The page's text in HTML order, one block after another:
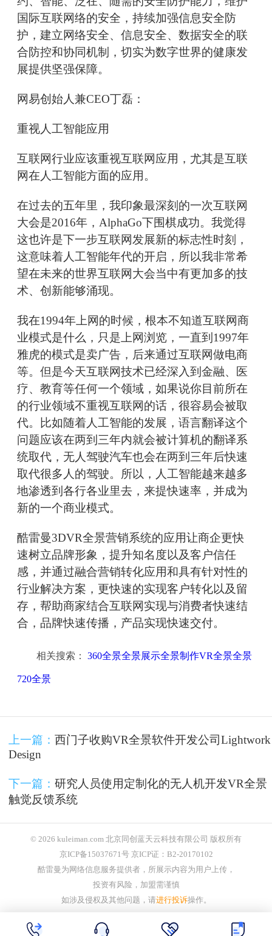
国际互联网络的安全，持续加强信息安全防
护，建立网络安全、信息安全、数据安全的联
合防控和协同机制，切实为数字世界的健康发
展提供坚强保障。
网易创始人兼CEO丁磊：
重视人工智能应用
互联网行业应该重视互联网应用，尤其是互联
网在人工智能方面的应用。
在过去的五年里，我印象最深刻的一次互联网
大会是2016年，AlphaGo下围棋成功。我觉得
这也许是下一步互联网发展新的标志性时刻，
这意味着人工智能年代的开启，所以我非常希
望在未来的世界互联网大会当中有更加多的技
术、创新能够涌现。
我在1994年上网的时候，根本不知道互联网商
业模式是什么，只是上网浏览，一直到1997年
雅虎的模式是卖广告，后来通过互联网做电商
等。但是今天互联网技术已经深入到金融、医
疗、教育等任何一个领域，如果说你目前所在
的行业领域不重视互联网的话，很容易会被取
代。比如随着人工智能的发展，语言翻译这个
问题应该在两到三年内就会被计算机的翻译系
统取代，无人驾驶汽车也会在两到三年后快速
取代很多人的驾驶。所以，人工智能越来越多
地渗透到各行各业里去，来提快速率，并成为
新的一个商业模式。
酷雷曼3DVR全景营销系统的应用让商企更快
速树立品牌形象，提升知名度以及客户信任
感，并通过融合营销转化应用和具有针对性的
行业解决方案，更快速的实现客户转化以及留
存，帮助商家结合互联网实现与消费者快速结
合，品牌快速传播，产品实现快速交付。
相关搜索： 360全景全景展示全景制作VR全景全景
720全景
上一篇： 西门子收购VR全景软件开发公司Lightwork
Design
下一篇： 研究人员使用定制化的无人机开发VR全景
触觉反馈系统
© 2026 kuleiman.com 北京同创蓝天云科技有限公司 版权所有
京ICP备15037671号 京ICP证：B2-20170102
酷雷曼为网络信息服务提供者，所展示内容为用户上传，
投资有风险，加盟需谨慎
如涉及侵权及其他问题，请进行投诉操作。